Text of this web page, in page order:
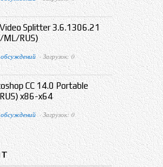
Splitter 3.6.1306.21
RUS)
· Загрузок: 0
CC 14.0 Portable
x86-x64
· Загрузок: 0